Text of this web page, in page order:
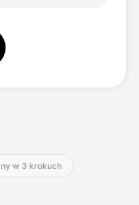
w 3 krokuch